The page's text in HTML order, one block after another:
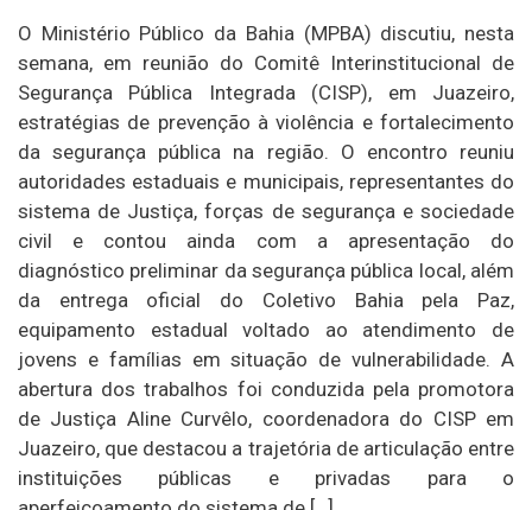
O Ministério Público da Bahia (MPBA) discutiu, nesta
semana, em reunião do Comitê Interinstitucional de
Segurança Pública Integrada (CISP), em Juazeiro,
estratégias de prevenção à violência e fortalecimento
da segurança pública na região. O encontro reuniu
autoridades estaduais e municipais, representantes do
sistema de Justiça, forças de segurança e sociedade
civil e contou ainda com a apresentação do
diagnóstico preliminar da segurança pública local, além
da entrega oficial do Coletivo Bahia pela Paz,
equipamento estadual voltado ao atendimento de
jovens e famílias em situação de vulnerabilidade. A
abertura dos trabalhos foi conduzida pela promotora
de Justiça Aline Curvêlo, coordenadora do CISP em
Juazeiro, que destacou a trajetória de articulação entre
instituições públicas e privadas para o